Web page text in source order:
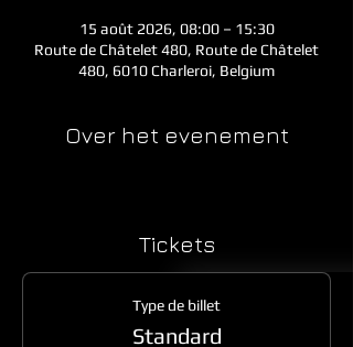
15 août 2026, 08:00 – 15:30
Route de Châtelet 480, Route de Châtelet
480, 6010 Charleroi, Belgium
Over het evenement
Tickets
Type de billet
Standard